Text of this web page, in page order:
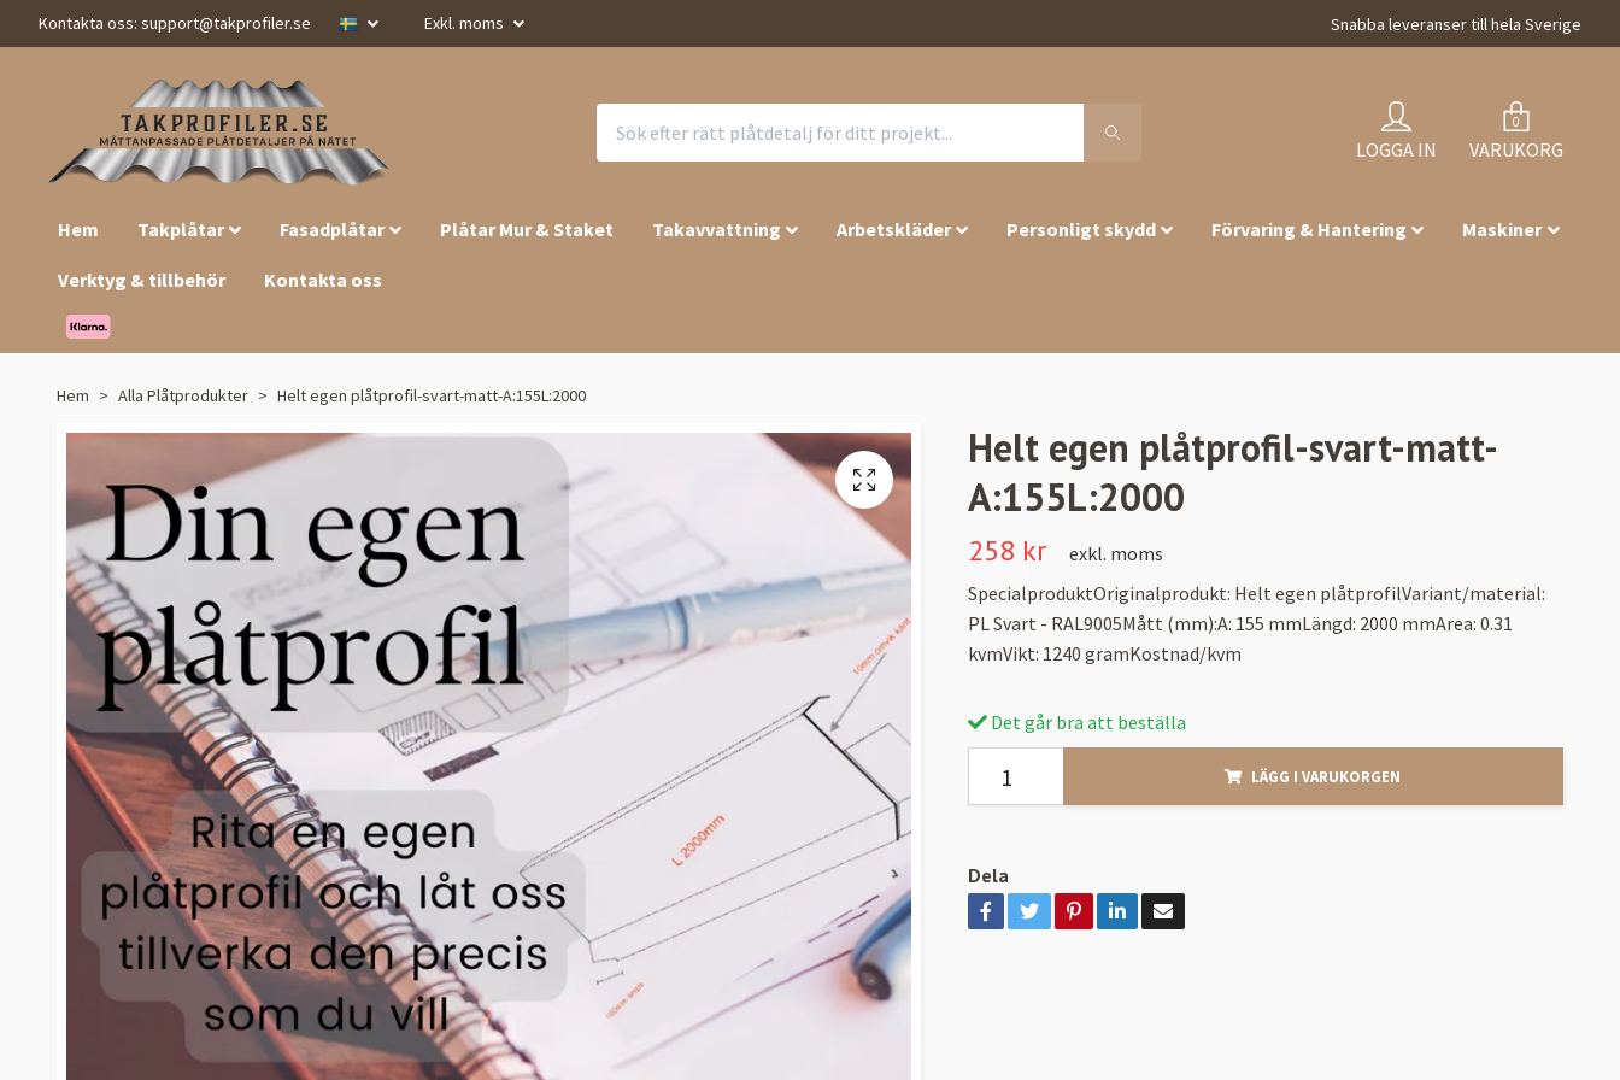
Kontakta oss: support@takprofiler.se Exkl. moms Snabba leveranser till hela Sverige
LOGGA IN
0
VARUKORG
Hem Takplåtar Fasadplåtar Plåtar Mur & Staket Takavvattning Arbetskläder Personligt skydd Förvaring & Hantering Maskiner
Verktyg & tillbehör Kontakta oss
Hem Alla Plåtprodukter Helt egen plåtprofil-svart-matt-A:155L:2000
Helt egen plåtprofil-svart-matt-
A:155L:2000
258 kr
exkl. moms
SpecialproduktOriginalprodukt: Helt egen plåtprofilVariant/material:
PL Svart - RAL9005Mått (mm):A: 155 mmLängd: 2000 mmArea: 0.31
kvmVikt: 1240 gramKostnad/kvm
Det går bra att beställa
LÄGG I VARUKORGEN
Dela